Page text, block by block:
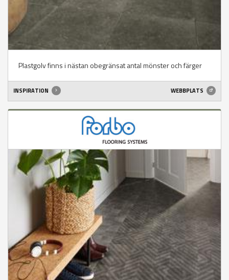
Plastgolv finns i nästan obegränsat antal mönster och färger
INSPIRATION WEBBPLATS